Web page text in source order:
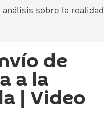
sobre la realidad
de
a la
| Video